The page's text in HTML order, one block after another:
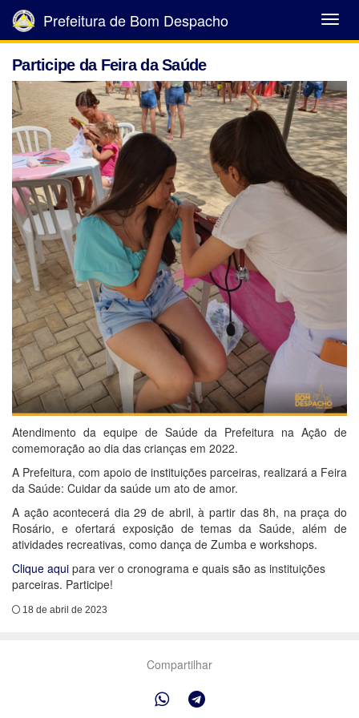
Abrir
Menu
Prefeitura de Bom Despacho
Participe da Feira da Saúde
Atendimento da equipe de Saúde da Prefeitura na Ação de
comemoração ao dia das crianças em 2022.
A Prefeitura, com apoio de instituições parceiras, realizará a Feira
da Saúde: Cuidar da saúde um ato de amor.
A ação acontecerá dia 29 de abril, à partir das 8h, na praça do
Rosário, e ofertará exposição de temas da Saúde, além de
atividades recreativas, como dança de Zumba e workshops.
Clique aqui para ver o cronograma e quais são as instituições
parceiras. Participe!
18 de abril de 2023
Compartilhar